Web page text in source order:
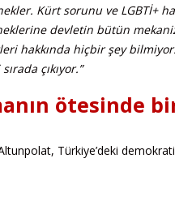
Kürt sorunu ve LGBTİ+
devletin bütün
hakkında hiçbir şey
çıkıyor.”
ötesinde
Türkiye’deki